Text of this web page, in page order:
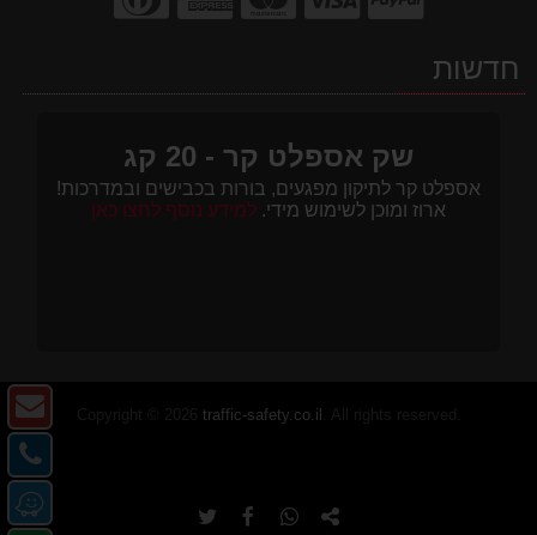
חדשות
שק אספלט קר - 20 קג
אספלט קר לתיקון מפגעים, בורות בכבישים ובמדרכות!
ארוז ומוכן לשימוש מידי. למידע נוסף לחצו כאן
traffic-safety.co.il
שתף
שתף שתף
-
-